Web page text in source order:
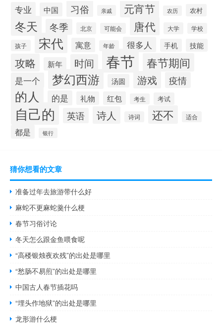
专业 中国 习俗 亲戚 元宵节 农历 农村
冬天 冬季 北京 可能会 唐代 大学 学校
孩子 宋代 寓意 年龄 很多人 手机 技能
攻略 新年 时间 春节 春节期间
是一个 梦幻西游 汤圆 游戏 疫情
的人 的是 礼物 红包 考生 考试
自己的 英语 诗人 诗词 还不 适合
都是 银行
猜你想看的文章
准备过年去旅游带什么好
麻蛇不更麻蛇羹什么梗
春节习俗讨论
冬天怎么跟金鱼喂食呢
“高楼银烛夜欢残”的出处是哪里
“愁肠不易煎”的出处是哪里
中国古人春节插花吗
“埋头作地狱”的出处是哪里
龙形游什么梗